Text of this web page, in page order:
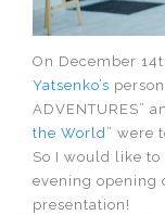
On December
Yatsenko’s
ADVENTURES”
the World” were
So I would like
evening opening
presentation!